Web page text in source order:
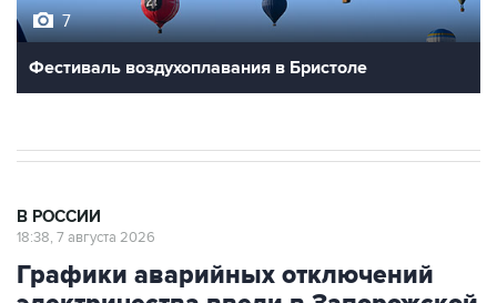
Фестиваль воздухоплавания в Бристоле
Графики аварийных отключений
электричества ввели в Запорожской
области